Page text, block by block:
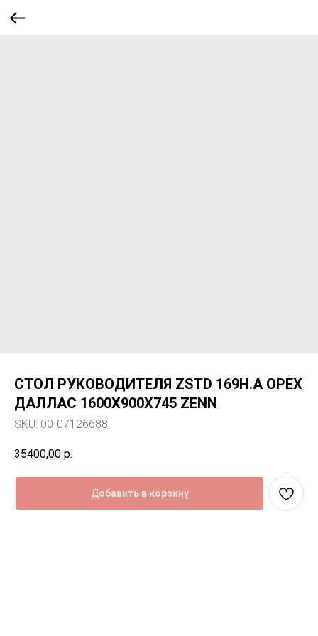
СТОЛ РУКОВОДИТЕЛЯ ZSTD 169H.A ОРЕХ
ДАЛЛАС 1600Х900Х745 ZENN
SKU: 00-07126688
35400,00 р.
Добавить в корзину